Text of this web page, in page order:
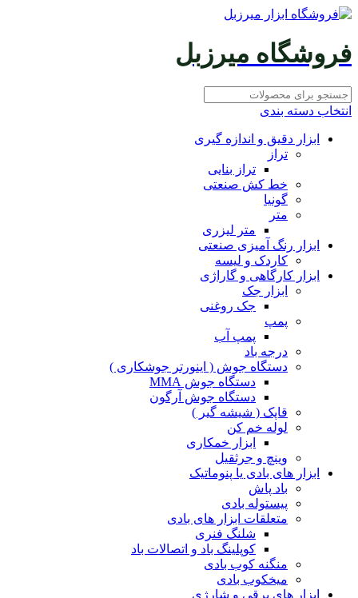
فروشگاه میرزبل
انتخاب دسته بندی
ابزار دقیق و اندازه گیری
تراز
تراز بنایی
خط کش صنعتی
گونیا
متر
متر لیزری
ابزار رنگ آمیزی صنعتی
کاردک و لیسه
ابزار کارگاهی و گاراژی
ابزار جک
جک روغنی
پمپ
پمپ آب
درجه باد
دستگاه جوش ( اینورتر جوشکاری )
دستگاه جوش MMA
دستگاه جوش آرگون
قاپک ( شیشه گیر )
لوله خم کن
ابزار خمکاری
وینچ و جرثقیل
ابزار های بادی یا پنوماتیک
باد پاش
پیستوله بادی
متعلقات ابزار های بادی
شلنگ فنری
کوپلینگ باد و اتصالات باد
منگنه کوب بادی
میخکوب بادی
ابزار های برقی و شارژی